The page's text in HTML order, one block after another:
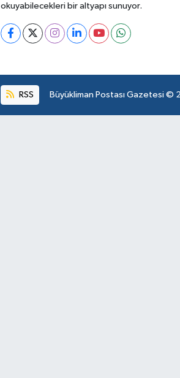
okuyabilecekleri bir altyapı sunuyor.
RSS Büyükliman Postası Gazetesi ©